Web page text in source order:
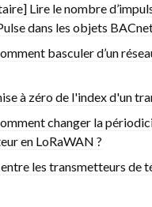
Lire le nombre
dans les objets
basculer d’un
à zéro de l'index d'un
changer la
en LoRaWAN ?
les transmetteurs de